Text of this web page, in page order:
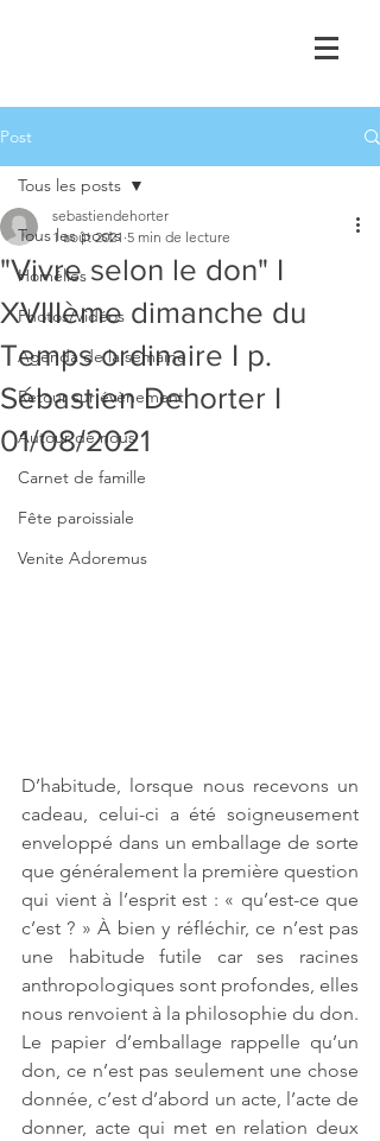
Post
Tous les posts
Homélies
Photos/Vidéos
Agenda de la semaine
Retour sur évènement
Autour de nous
Carnet de famille
Fête paroissiale
Venite Adoremus
Tous les posts
"Vivre selon le don" I
XVIIIème dimanche du
Temps ordinaire I p.
Sébastien Dehorter I
01/08/2021
sebastiendehorter
1 août 2021 5 min de lecture
D’habitude, lorsque nous recevons un
cadeau, celui-ci a été soigneusement
enveloppé dans un emballage de sorte
que généralement la première question
qui vient à l’esprit est : « qu’est-ce que
c’est ? » À bien y réfléchir, ce n’est pas
une habitude futile car ses racines
anthropologiques sont profondes, elles
nous renvoient à la philosophie du don.
Le papier d’emballage rappelle qu’un
don, ce n’est pas seulement une chose
donnée, c’est d’abord un acte, l’acte de
donner, acte qui met en relation deux